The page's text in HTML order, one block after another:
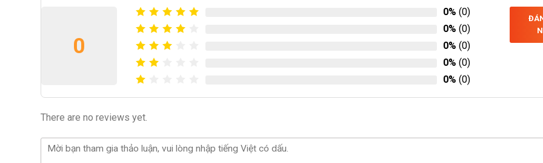
0
0% (0)
0% (0)
0% (0)
0% (0)
0% (0)
There are no reviews yet.